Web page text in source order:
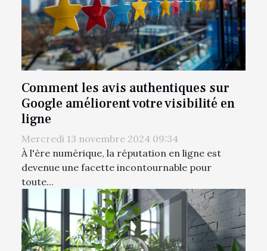
Comment les avis authentiques sur
Google améliorent votre visibilité en
ligne
Mercredi 13 novembre 2024 09:34
À l'ère numérique, la réputation en ligne est
devenue une facette incontournable pour
toute...